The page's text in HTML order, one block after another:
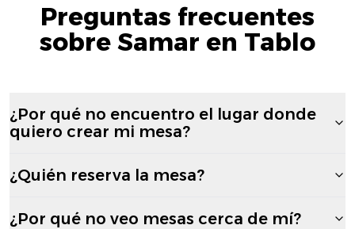
Preguntas frecuentes
sobre Samar en Tablo
¿Por qué no encuentro el lugar donde
quiero crear mi mesa?
¿Quién reserva la mesa?
¿Por qué no veo mesas cerca de mí?